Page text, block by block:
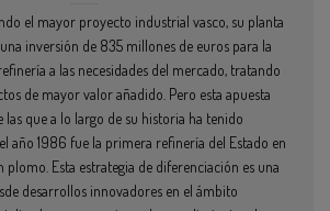
el mayor proyecto industrial vasco, su planta
inversión de 835 millones de euros para la
a las necesidades del mercado, tratando
de mayor valor añadido. Pero esta apuesta
las que a lo largo de su historia ha tenido
año 1986 fue la primera refinería del Estado en
plomo. Esta estrategia de diferenciación es una
desarrollos innovadores en el ámbito